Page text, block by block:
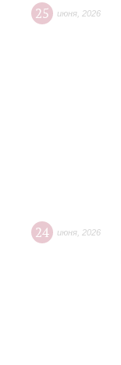
25 июня 2026
24 июня 2026